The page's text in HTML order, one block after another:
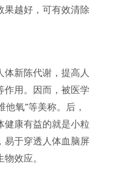
果越好，可有效清除
体新陈代谢，提高人
作用。因而，被医学
他氧”等美称。后，
健康有益的就是小粒
易于穿透人体血脑屏
效应。